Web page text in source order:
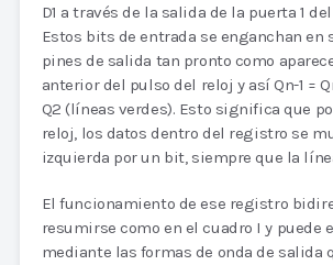
D1 a través de la salida de la puerta 1
Estos bits de entrada se enganchan en
pines de salida tan pronto como
anterior del pulso del reloj y así Qn-1 =
Q2 (líneas verdes). Esto significa que
reloj, los datos dentro del registro se
izquierda por un bit, siempre que la
El funcionamiento de ese registro
resumirse como en el cuadro I y puede
mediante las formas de onda de salida